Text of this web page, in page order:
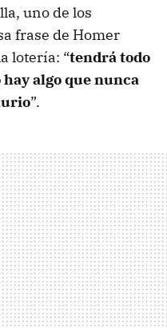
uno de los
frase de Homer
lotería: “tendrá todo
algo que nunca
”.